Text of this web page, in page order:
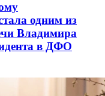
одним из
Владимира
в ДФО